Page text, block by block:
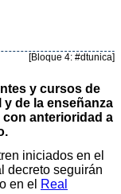
[Bloque 4: #dtunica]
y cursos de
de la enseñanza
anterioridad a
iniciados en el
decreto seguirán
en el Real